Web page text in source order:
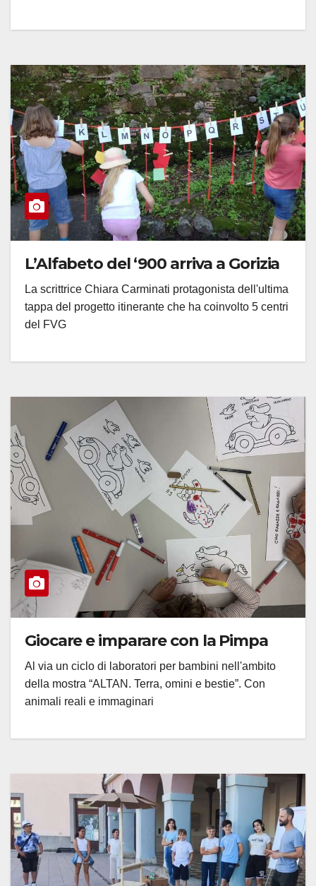
L’Alfabeto del ‘900 arriva a Gorizia
La scrittrice Chiara Carminati protagonista dell'ultima
tappa del progetto itinerante che ha coinvolto 5 centri
del FVG
Giocare e imparare con la Pimpa
Al via un ciclo di laboratori per bambini nell'ambito
della mostra “ALTAN. Terra, omini e bestie”. Con
animali reali e immaginari